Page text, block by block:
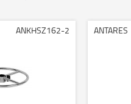
ANKHSZ162-2 ANTARES